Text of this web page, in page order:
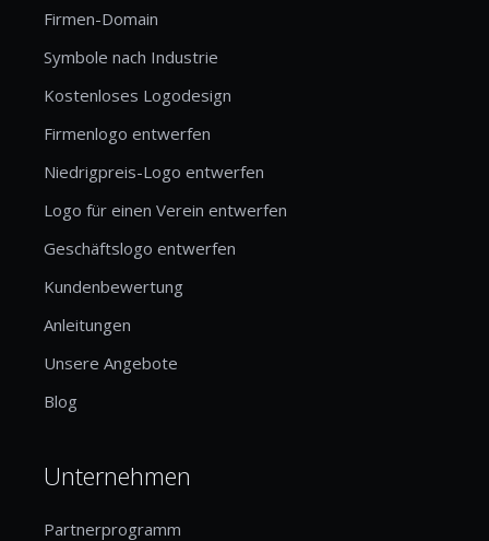
Firmen-Domain
Symbole nach Industrie
Kostenloses Logodesign
Firmenlogo entwerfen
Niedrigpreis-Logo entwerfen
Logo für einen Verein entwerfen
Geschäftslogo entwerfen
Kundenbewertung
Anleitungen
Unsere Angebote
Blog
Unternehmen
Partnerprogramm